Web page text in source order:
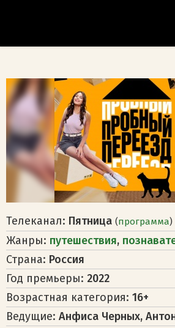
Телеканал: Пятница (программа)
Жанры: путешествия,
Страна: Россия
Год премьеры: 2022
Возрастная категория: 16+
Ведущие: Анфиса Черных,